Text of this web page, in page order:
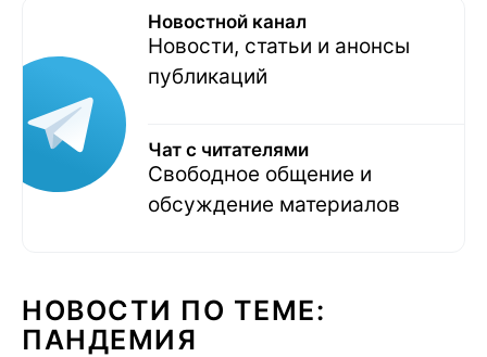
Новостной канал
Новости, статьи и анонсы
публикаций
Чат с читателями
Свободное общение и
обсуждение материалов
НОВОСТИ ПО ТЕМЕ:
ПАНДЕМИЯ